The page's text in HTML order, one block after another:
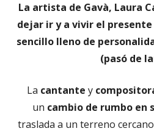
La artista de Gavà, Laura
dejar ir y a vivir el
sencillo lleno de
(pasó de
La cantante y
un cambio de rumbo en
traslada a un terreno